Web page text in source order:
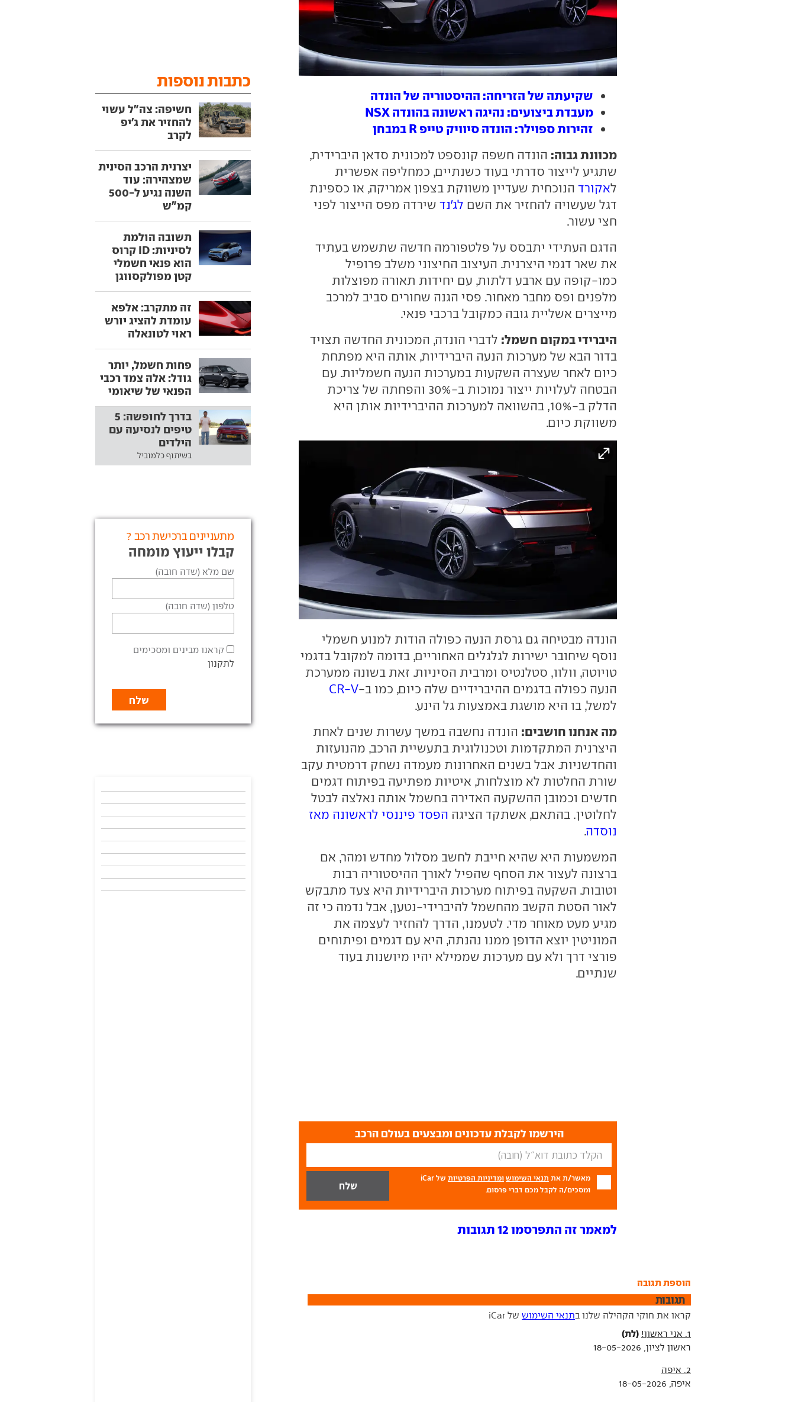
שקיעתה של הזריחה: ההיסטוריה של הונדה
מעבדת ביצועים: נהיגה ראשונה בהונדה NSX
זהירות ספוילר: הונדה סיוויק טייפ R במבחן
מכוונת גבוה: הונדה חשפה קונספט למכונית סדאן היברידית,
שתגיע לייצור סדרתי בעוד כשנתיים, כמחליפה אפשרית
לאקורד הנוכחית שעדיין משווקת בצפון אמריקה, או כספינת
דגל שעשויה להחזיר את השם לג'נד שירדה מפס הייצור לפני
חצי עשור.
הדגם העתידי יתבסס על פלטפורמה חדשה שתשמש בעתיד
את שאר דגמי היצרנית. העיצוב החיצוני משלב פרופיל
כמו-קופה עם ארבע דלתות, עם יחידות תאורה מפוצלות
מלפנים ופס מחבר מאחור. פסי הגנה שחורים סביב למרכב
מייצרים אשליית גובה כמקובל ברכבי פנאי.
היברידי במקום חשמל: לדברי הונדה, המכונית החדשה תצויד
בדור הבא של מערכות הנעה היברידיות, אותה היא מפתחת
כיום לאחר שעצרה השקעות במערכות הנעה חשמליות. עם
הבטחה לעלויות ייצור נמוכות ב-30% והפחתה של צריכת
הדלק ב-10%, בהשוואה למערכות ההיברידיות אותן היא
משווקת כיום.
הונדה מבטיחה גם גרסת הנעה כפולה הודות למנוע חשמלי
נוסף שיחובר ישירות לגלגלים האחוריים, בדומה למקובל בדגמי
טויוטה, וולוו, סטלנטיס ומרבית הסיניות. זאת בשונה ממערכת
הנעה כפולה בדגמים ההיברידיים שלה כיום, כמו ב-CR-V
למשל, בו היא מושגת באמצעות גל הינע.
מה אנחנו חושבים: הונדה נחשבה במשך עשרות שנים לאחת
היצרנית המתקדמות וטכנולוגית בתעשיית הרכב, מהנועזות
והחדשניות. אבל בשנים האחרונות מעמדה נשחק דרמטית עקב
שורת החלטות לא מוצלחות, איטיות מפתיעה בפיתוח דגמים
חדשים וכמובן ההשקעה האדירה בחשמל אותה נאלצה לבטל
לחלוטין. בהתאם, אשתקד הציגה הפסד פיננסי לראשונה מאז
נוסדה.
המשמעות היא שהיא חייבת לחשב מסלול מחדש ומהר, אם
ברצונה לעצור את הסחף שהפיל לאורך ההיסטוריה רבות
וטובות. השקעה בפיתוח מערכות היברידיות היא צעד מתבקש
לאור הסטת הקשב מהחשמל להיברידי-נטען, אבל נדמה כי זה
מגיע מעט מאוחר מדי. לטעמנו, הדרך להחזיר לעצמה את
המוניטין יוצא הדופן ממנו נהנתה, היא עם דגמים ופיתוחים
פורצי דרך ולא עם מערכות שממילא יהיו מיושנות בעוד
שנתיים.
הירשמו לקבלת עדכונים ומבצעים בעולם הרכב
מאשר/ת את תנאי השימוש ומדיניות הפרטיות
של iCar
ומסכים/ה לקבל מכם דברי פרסום.
למאמר זה התפרסמו 12 תגובות
הוספת תגובה
תגובות
קראו את חוקי הקהילה שלנו בתנאי השימוש של iCar
1. אני ראשון!
(לת)
ראשון לציון, 18-05-2026
2. איפה
איפה, 18-05-2026
כתבות נוספות
חשיפה: צה"ל עשוי
להחזיר את ג'יפ
לקרב
יצרנית הרכב הסינית
שמצהירה: עוד
השנה נגיע ל-500
קמ"ש
תשובה הולמת
לסיניות: ID קרוס
הוא פנאי חשמלי
קטן מפולקסווגן
זה מתקרב: אלפא
עומדת להציג יורש
ראוי לטונאלה
פחות חשמל, יותר
גודל: אלה צמד רכבי
הפנאי של שיאומי
בדרך לחופשה: 5
טיפים לנסיעה עם
הילדים
בשיתוף כלמוביל
מתעניינים ברכישת רכב ?
קבלו ייעוץ מומחה
שם מלא (שדה חובה)
טלפון (שדה חובה)
קראנו מבינים ומסכימים
לתקנון